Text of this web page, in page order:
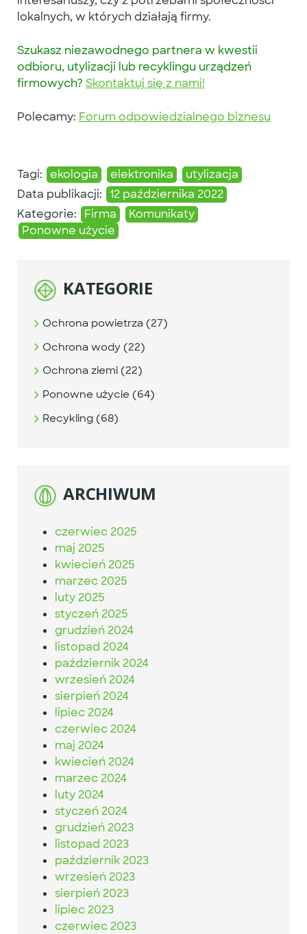
lokalnych, w których działają firmy.
Szukasz niezawodnego partnera w kwestii
odbioru, utylizacji lub recyklingu urządzeń
firmowych? Skontaktuj się z nami!
Polecamy: Forum odpowiedzialnego biznesu
Tagi: ekologia elektronika
utylizacja
Data publikacji: 12 października 2022
Kategorie:
Firma
Komunikaty
Ponowne użycie
KATEGORIE
Ochrona powietrza (27)
Ochrona wody (22)
Ochrona ziemi (22)
Ponowne użycie (64)
Recykling (68)
ARCHIWUM
czerwiec 2025
maj 2025
kwiecień 2025
marzec 2025
luty 2025
styczeń 2025
grudzień 2024
listopad 2024
październik 2024
wrzesień 2024
sierpień 2024
lipiec 2024
czerwiec 2024
maj 2024
kwiecień 2024
marzec 2024
luty 2024
styczeń 2024
grudzień 2023
listopad 2023
październik 2023
wrzesień 2023
sierpień 2023
lipiec 2023
czerwiec 2023